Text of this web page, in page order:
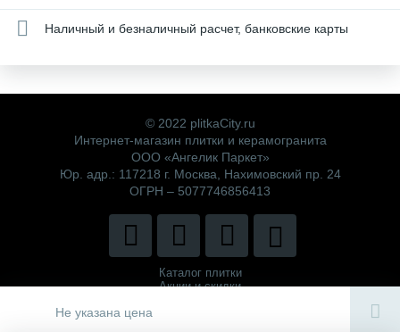
Не указана цена
Наличный и безналичный расчет, банковские карты
© 2022 plitkaCity.ru
Интернет-магазин плитки и керамогранита
ООО «Ангелик Паркет»
Юр. адр.: 117218 г. Москва, Нахимовский пр. 24
ОГРН – 5077746856413
Каталог плитки
Акции и скидки